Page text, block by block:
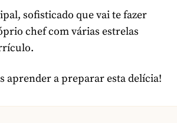
sofisticado que vai te fazer
chef com várias estrelas
aprender a preparar esta delícia!